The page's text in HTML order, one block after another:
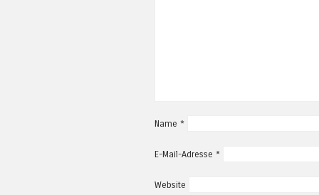
Name *
E-Mail-Adresse *
Website